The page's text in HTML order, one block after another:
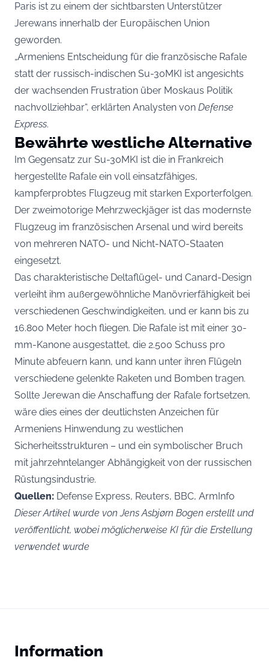
Paris ist zu einem der sichtbarsten Unterstützer
Jerewans innerhalb der Europäischen Union
geworden.
„Armeniens Entscheidung für die französische Rafale
statt der russisch-indischen Su-30MKI ist angesichts
der wachsenden Frustration über Moskaus Politik
nachvollziehbar“, erklärten Analysten von Defense
Express.
Bewährte westliche Alternative
Im Gegensatz zur Su-30MKI ist die in Frankreich
hergestellte Rafale ein voll einsatzfähiges,
kampferprobtes Flugzeug mit starken Exporterfolgen.
Der zweimotorige Mehrzweckjäger ist das modernste
Flugzeug im französischen Arsenal und wird bereits
von mehreren NATO- und Nicht-NATO-Staaten
eingesetzt.
Das charakteristische Deltaflügel- und Canard-Design
verleiht ihm außergewöhnliche Manövrierfähigkeit bei
verschiedenen Geschwindigkeiten, und er kann bis zu
16.800 Meter hoch fliegen. Die Rafale ist mit einer 30-
mm-Kanone ausgestattet, die 2.500 Schuss pro
Minute abfeuern kann, und kann unter ihren Flügeln
verschiedene gelenkte Raketen und Bomben tragen.
Sollte Jerewan die Anschaffung der Rafale fortsetzen,
wäre dies eines der deutlichsten Anzeichen für
Armeniens Hinwendung zu westlichen
Sicherheitsstrukturen – und ein symbolischer Bruch
mit jahrzehntelanger Abhängigkeit von der russischen
Rüstungsindustrie.
Quellen: Defense Express, Reuters, BBC, ArmInfo
Dieser Artikel wurde von Jens Asbjørn Bogen erstellt und
veröffentlicht, wobei möglicherweise KI für die Erstellung
verwendet wurde
Information